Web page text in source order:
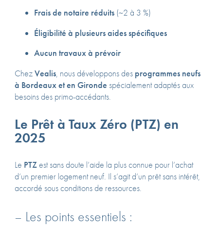
Frais de notaire réduits (~2 à 3 %)
Éligibilité à plusieurs aides spécifiques
Aucun travaux à prévoir
ChezVealis, nous développons des programmes neufs
à Bordeaux et en Gironde spécialement adaptés aux
besoins des primo-accédants.
Le Prêt à Taux Zéro (PTZ) en
2025
Le PTZest sans doute l’aide la plus connue pour l’achat
d’un premier logement neuf. Il s’agit d’un prêt sans intérêt,
accordé sous conditions de ressources.
– Les points essentiels :